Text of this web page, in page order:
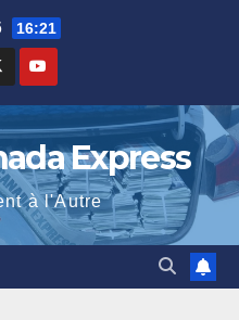
16:21
Express
à l'Autre